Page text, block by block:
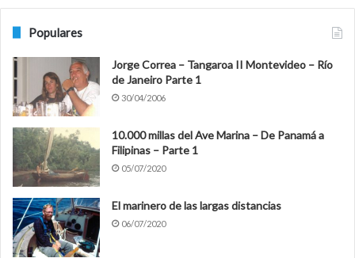
Populares
Jorge Correa – Tangaroa II Montevideo – Río
de Janeiro Parte 1
30/04/2006
10.000 millas del Ave Marina – De Panamá a
Filipinas – Parte 1
05/07/2020
El marinero de las largas distancias
06/07/2020